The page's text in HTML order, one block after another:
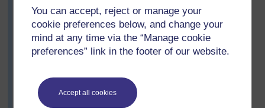
You can accept, reject or manage your
cookie preferences below, and change your
mind at any time via the “Manage cookie
preferences” link in the footer of our website.
Accept all cookies
yenye wanafunzi wawili na walicheza mchezo kwa
wakati wao, wakibadilishana mtangazaji.
Patricia aliwaruhusu pia kucheza mchezo wa Bingo
wakati wa mapumziko na alishangaa kuona wanafunzi
hesabu. Aliendeleza mchezo kwa kuongeza kadi katika
mchezo kwa kutumia namba 51 mpaka 99 kwa ajili ya